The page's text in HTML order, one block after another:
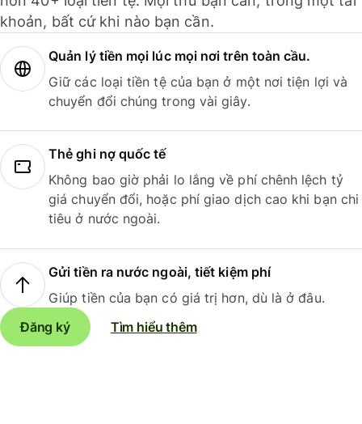
khoản, bất cứ khi nào bạn cần.
Quản lý tiền mọi lúc mọi nơi trên toàn cầu.
Giữ các loại tiền tệ của bạn ở một nơi tiện lợi và
chuyển đổi chúng trong vài giây.
Thẻ ghi nợ quốc tế
Không bao giờ phải lo lắng về phí chênh lệch tỷ
giá chuyển đổi, hoặc phí giao dịch cao khi bạn chi
tiêu ở nước ngoài.
Gửi tiền ra nước ngoài, tiết kiệm phí
Giúp tiền của bạn có giá trị hơn, dù là ở đâu.
Đăng ký
Tìm hiểu thêm